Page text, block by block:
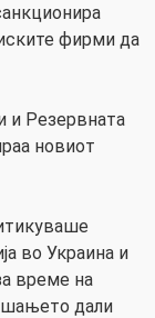
фирми да
и Резервната
новиот
во Украина и
време на
дали